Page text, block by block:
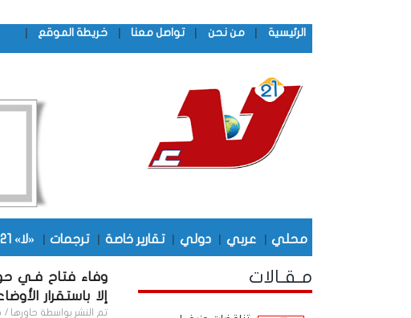
الرئيسية | من نحن | تواصل معنا | خريطة الموقع |
محلي | عربي | دولي | تقارير خاصة | ترجمات | «لا» 21 السياسي
وفاء فتاح فـي
إلا باستقرار
تم النشر بواسطة حاورها /
مـقـالات